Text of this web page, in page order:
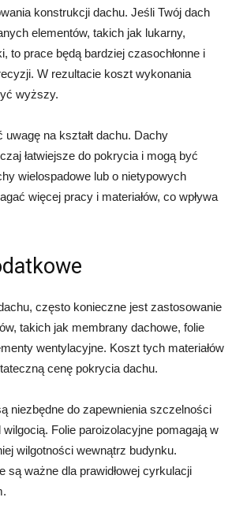
konstrukcji dachu. Jeśli Twój dach
elementów, takich jak lukarny,
to prace będą bardziej czasochłonne i
W rezultacie koszt wykonania
wyższy.
na kształt dachu. Dachy
łatwiejsze do pokrycia i mogą być
wielospadowe lub o nietypowych
więcej pracy i materiałów, co wpływa
często konieczne jest zastosowanie
takich jak membrany dachowe, folie
wentylacyjne. Koszt tych materiałów
cenę pokrycia dachu.
niezbędne do zapewnienia szczelności
Folie paroizolacyjne pomagają w
wilgotności wewnątrz budynku.
są ważne dla prawidłowej cyrkulacji